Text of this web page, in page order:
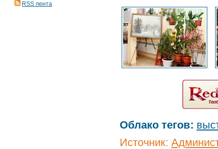
RSS лента
Облако тегов:
Источник: